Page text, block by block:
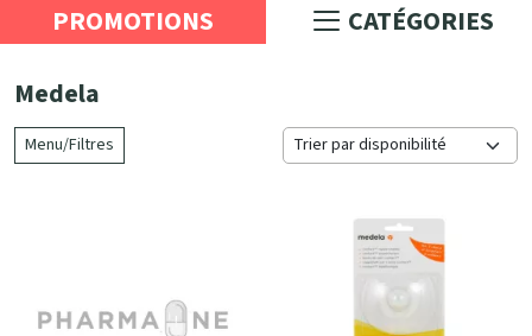
PROMOTIONS
CATÉGORIES
Medela
Menu/Filtres